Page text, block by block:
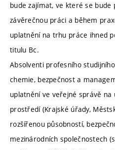
bude zajímat, ve které se bude
závěrečnou práci a během
uplatnění na trhu práce ihned
titulu Bc.
Absolventi profesního
chemie, bezpečnost a
uplatnění ve veřejné správě na
prostředí (Krajské úřady,
rozšířenou působností,
mezinárodních společnostech